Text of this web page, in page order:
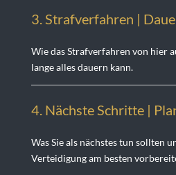
3. Strafverfahren |
Wie das Strafverfahren von hier
lange alles dauern kann.
4. Nächste Schritte |
Was Sie als nächstes tun sollten
Verteidigung am besten